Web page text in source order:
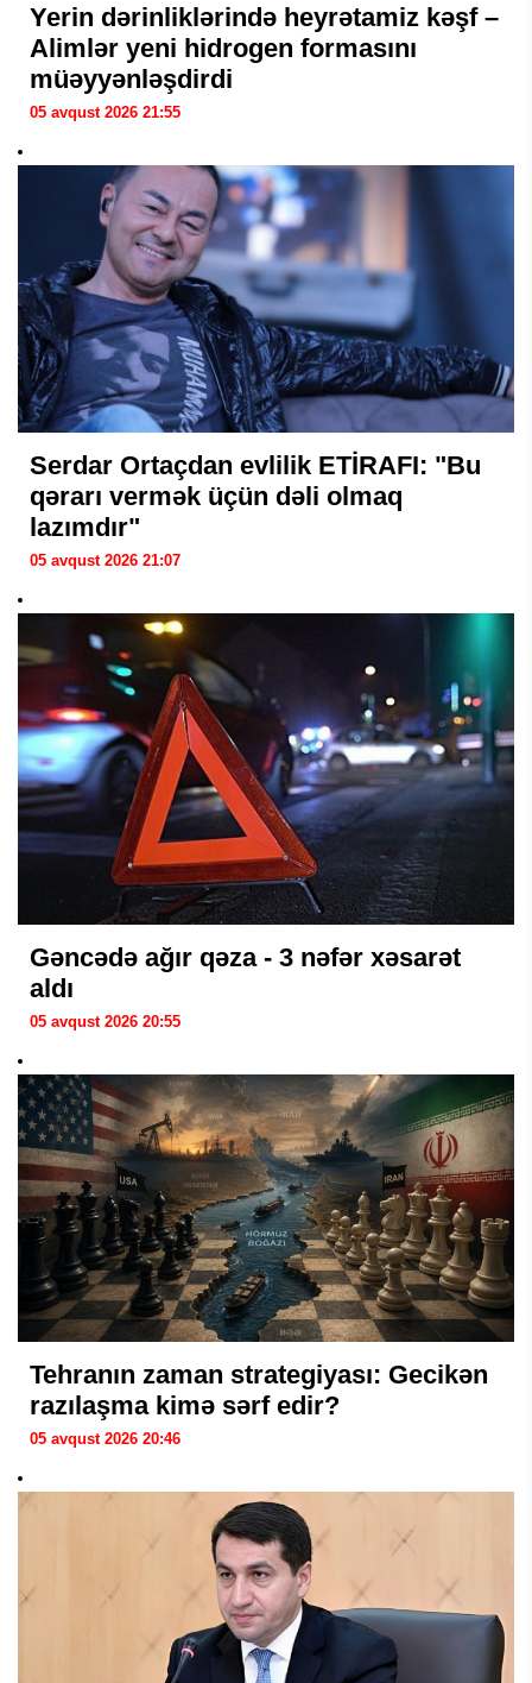
Yerin dərinliklərində heyrətamiz kəşf –
Alimlər yeni hidrogen formasını
müəyyənləşdirdi
05 avqust 2026 21:55
Serdar Ortaçdan evlilik ETİRAFI: "Bu
qərarı vermək üçün dəli olmaq
lazımdır"
05 avqust 2026 21:07
Gəncədə ağır qəza - 3 nəfər xəsarət
aldı
05 avqust 2026 20:55
Tehranın zaman strategiyası: Gecikən
razılaşma kimə sərf edir?
05 avqust 2026 20:46